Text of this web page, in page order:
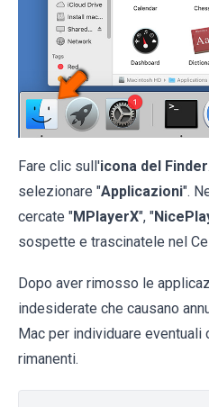
Fare clic sull'icona del Finder
selezionare "Applicazioni".
cercate "MPlayerX", "
sospette e trascinatele nel
Dopo aver rimosso le
indesiderate che causano
Mac per individuare
rimanenti.